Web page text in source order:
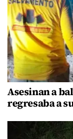
Asesinan a
regresaba a